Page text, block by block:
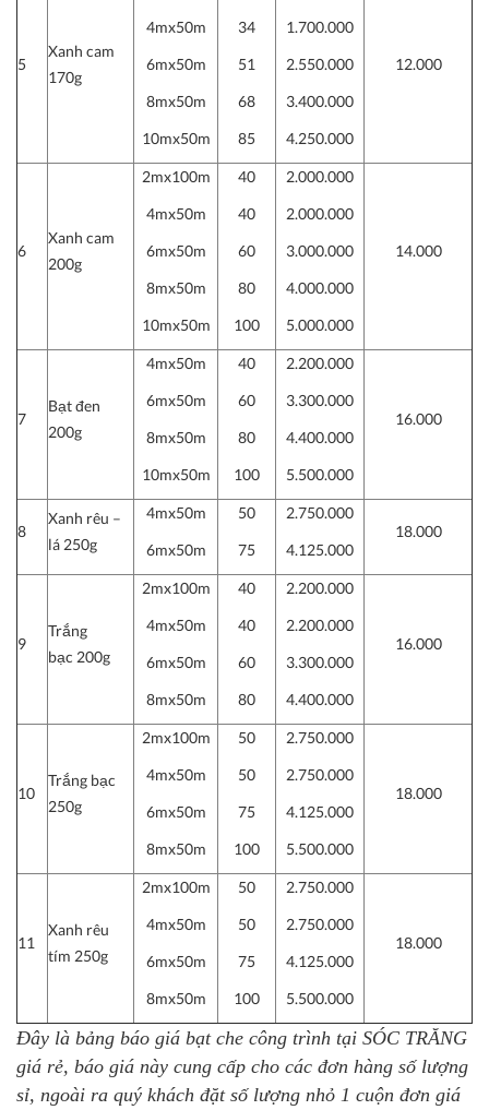
5
Xanh cam
170g
4mx50m
6mx50m
8mx50m
10mx50m
34
51
68
85
1.700.000
2.550.000
3.400.000
4.250.000
12.000
6
Xanh cam
200g
2mx100m
4mx50m
6mx50m
8mx50m
10mx50m
40
40
60
80
100
2.000.000
2.000.000
3.000.000
4.000.000
5.000.000
14.000
7
Bạt đen
200g
4mx50m
6mx50m
8mx50m
10mx50m
40
60
80
100
2.200.000
3.300.000
4.400.000
5.500.000
16.000
8
Xanh rêu –
lá 250g
4mx50m
6mx50m
50
75
2.750.000
4.125.000
18.000
9
Trắng
bạc 200g
2mx100m
4mx50m
6mx50m
8mx50m
40
40
60
80
2.200.000
2.200.000
3.300.000
4.400.000
16.000
10
Trắng bạc
250g
2mx100m
4mx50m
6mx50m
8mx50m
50
50
75
100
2.750.000
2.750.000
4.125.000
5.500.000
18.000
11
Xanh rêu
tím 250g
2mx100m
4mx50m
6mx50m
8mx50m
50
50
75
100
2.750.000
2.750.000
4.125.000
5.500.000
18.000
Đây là bảng báo giá bạt che công trình tại SÓC TRĂNG
giá rẻ, báo giá này cung cấp cho các đơn hàng số lượng
sỉ, ngoài ra quý khách đặt số lượng nhỏ 1 cuộn đơn giá